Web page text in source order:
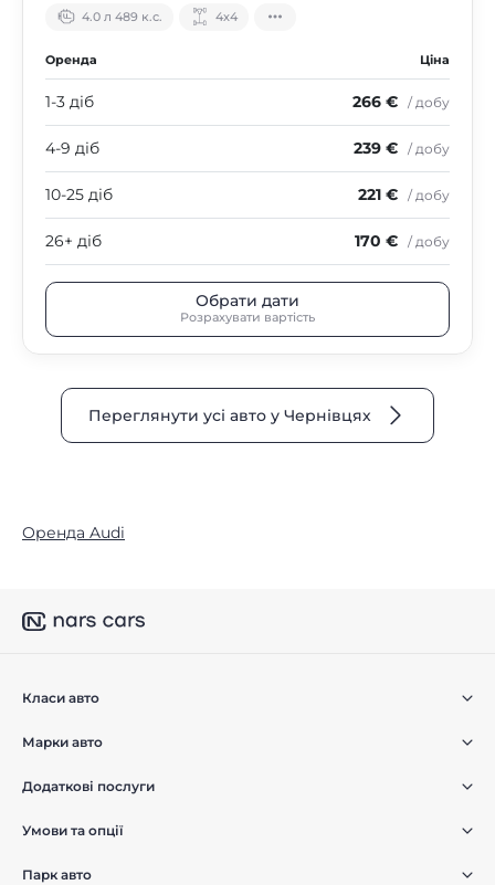
4.0 л 489 к.с. 4х4
Оренда Ціна
1-3 діб 266 € / добу
4-9 діб 239 € / добу
10-25 діб 221 € / добу
26+ діб 170 € / добу
Обрати дати
Розрахувати вартість
Переглянути усі авто у Чернівцях
Оренда Audi
Класи авто
Марки авто
Додаткові послуги
Умови та опції
Парк авто